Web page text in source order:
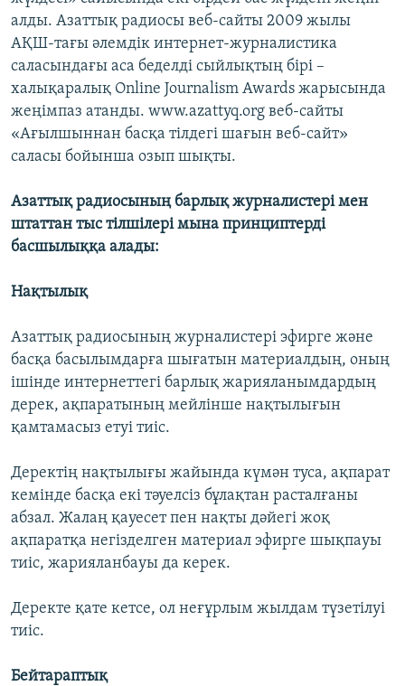
алды. Азаттық радиосы веб-сайты 2009 жылы
АҚШ-тағы әлемдік интернет-журналистика
саласындағы аса беделді сыйлықтың бірі –
халықаралық Online Journalism Awards жарысында
жеңімпаз атанды. www.azattyq.org веб-сайты
«Ағылшыннан басқа тілдегі шағын веб-сайт»
саласы бойынша озып шықты.
Азаттық радиосының барлық журналистері мен
штаттан тыс тілшілері мына принциптерді
басшылыққа алады:
Нақтылық
Азаттық радиосының журналистері эфирге және
басқа басылымдарға шығатын материалдың, оның
ішінде интернеттегі барлық жарияланымдардың
дерек, ақпаратының мейлінше нақтылығын
қамтамасыз етуі тиіс.
Деректің нақтылығы жайында күмән туса, ақпарат
кемінде басқа екі тәуелсіз бұлақтан расталғаны
абзал. Жалаң қауесет пен нақты дәйегі жоқ
ақпаратқа негізделген материал эфирге шықпауы
тиіс, жарияланбауы да керек.
Деректе қате кетсе, ол неғұрлым жылдам түзетілуі
тиіс.
Бейтараптық